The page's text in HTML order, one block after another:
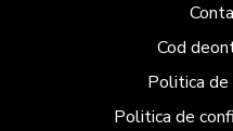
Cod
Politica de
Politica de